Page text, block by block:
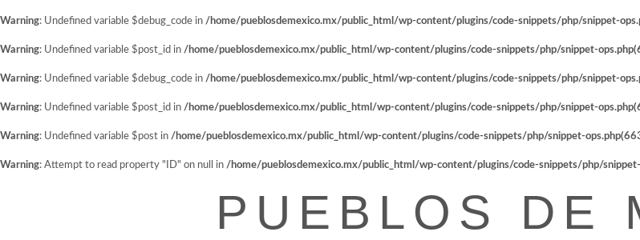
Warning: Undefined variable $debug_code in /home/pueblosdemexico.mx/public_html/wp-content/plugins/code-snippets/php/snippet-
Warning: Undefined variable $post_id in /home/pueblosdemexico.mx/public_html/wp-content/plugins/code-snippets/php/snippet-
Warning: Undefined variable $debug_code in /home/pueblosdemexico.mx/public_html/wp-content/plugins/code-snippets/php/snippet-
Warning: Undefined variable $post_id in /home/pueblosdemexico.mx/public_html/wp-content/plugins/code-snippets/php/snippet-
Warning: Undefined variable $post in /home/pueblosdemexico.mx/public_html/wp-content/plugins/code-snippets/php/snippet-
Warning: Attempt to read property "ID" on null in /home/pueblosdemexico.mx/public_html/wp-content/plugins/code-snippets/php/snippet-
PUEBLOS DE